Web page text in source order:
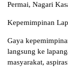
Permai, Nagari
Kepemimpinan
Gaya
langsung ke
masyarakat,